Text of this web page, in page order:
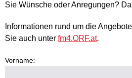
Sie Wünsche oder Anregungen?
Informationen rund um die
Sie auch unter fm4.ORF.at.
Vorname: